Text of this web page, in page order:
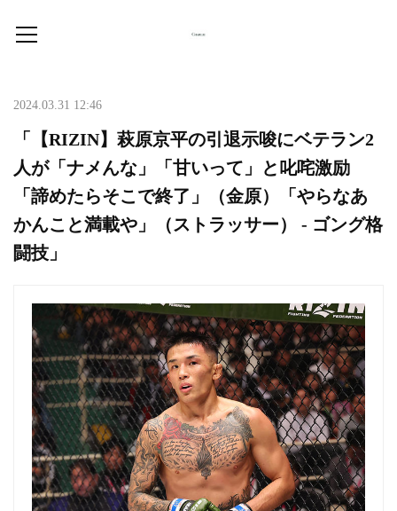
2024.03.31 12:46
「【RIZIN】萩原京平の引退示唆にベテラン2
人が「ナメんな」「甘いって」と叱咤激励
「諦めたらそこで終了」（金原）「やらなあ
かんこと満載や」（ストラッサー） - ゴング格
闘技」